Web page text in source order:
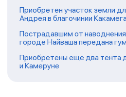
Приобретен участок земли
Андрея в благочинии
Пострадавшим от
городе Найваша передана
Приобретены еще два тента
и Камеруне